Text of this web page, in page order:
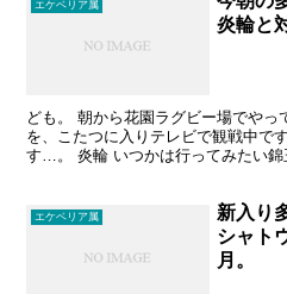
エケベリア属
炎輪と
ども。 朝から花園ラグビー場でや
を、こたつに入りテレビで観戦中で
す…。 炎輪 いつかは行ってみたい
エケベリア属
新入り
シャト
月。